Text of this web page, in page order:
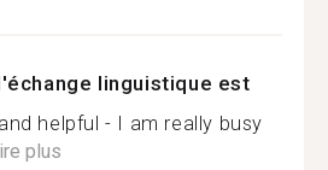
linguistique est
helpful - I am really busy
plus